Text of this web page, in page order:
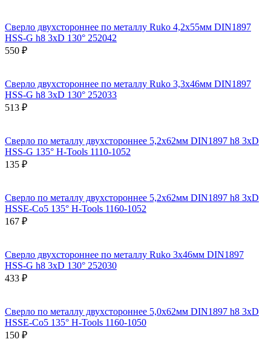
Сверло двухстороннее по металлу Ruko 4,2x55мм DIN1897
HSS-G h8 3xD 130° 252042
550 ₽
Сверло двухстороннее по металлу Ruko 3,3x46мм DIN1897
HSS-G h8 3xD 130° 252033
513 ₽
Сверло по металлу двухстороннее 5,2x62мм DIN1897 h8 3xD
HSS-G 135° H-Tools 1110-1052
135 ₽
Сверло по металлу двухстороннее 5,2x62мм DIN1897 h8 3xD
HSSE-Co5 135° H-Tools 1160-1052
167 ₽
Сверло двухстороннее по металлу Ruko 3x46мм DIN1897
HSS-G h8 3xD 130° 252030
433 ₽
Сверло по металлу двухстороннее 5,0x62мм DIN1897 h8 3xD
HSSE-Co5 135° H-Tools 1160-1050
150 ₽